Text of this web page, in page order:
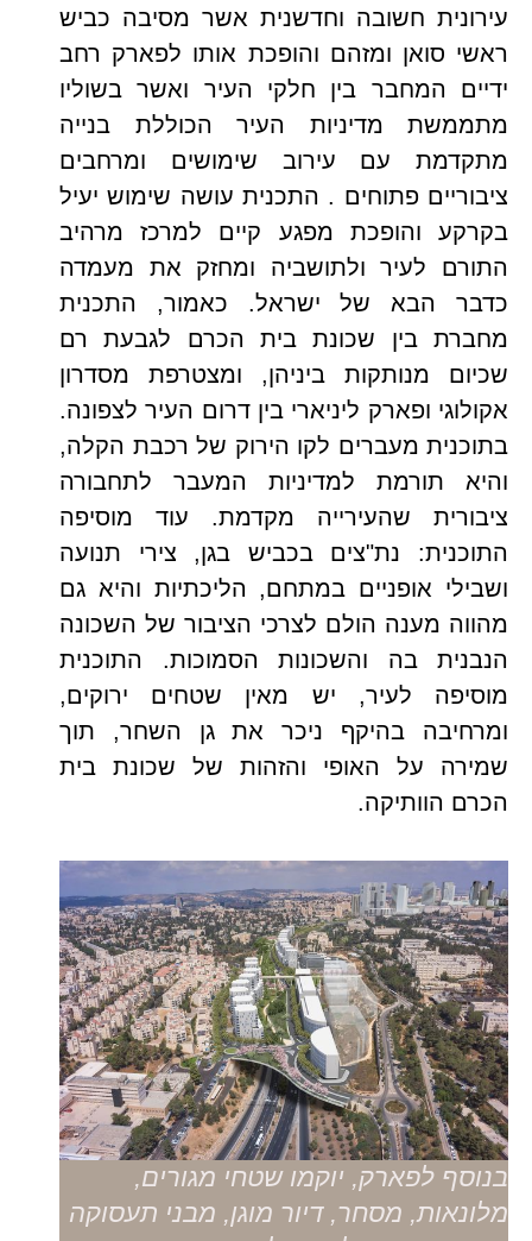
עירונית חשובה וחדשנית אשר מסיבה כביש
ראשי סואן ומזהם והופכת אותו לפארק רחב
ידיים המחבר בין חלקי העיר ואשר בשוליו
מתממשת מדיניות העיר הכוללת בנייה
מתקדמת עם עירוב שימושים ומרחבים
ציבוריים פתוחים . התכנית עושה שימוש יעיל
בקרקע והופכת מפגע קיים למרכז מרהיב
התורם לעיר ולתושביה ומחזק את מעמדה
כדבר הבא של ישראל. כאמור, התכנית
מחברת בין שכונת בית הכרם לגבעת רם
שכיום מנותקות ביניהן, ומצטרפת מסדרון
אקולוגי ופארק ליניארי בין דרום העיר לצפונה.
בתוכנית מעברים לקו הירוק של רכבת הקלה,
והיא תורמת למדיניות המעבר לתחבורה
ציבורית שהעירייה מקדמת. עוד מוסיפה
התוכנית: נת"צים בכביש בגן, צירי תנועה
ושבילי אופניים במתחם, הליכתיות והיא גם
מהווה מענה הולם לצרכי הציבור של השכונה
הנבנית בה והשכונות הסמוכות. התוכנית
מוסיפה לעיר, יש מאין שטחים ירוקים,
ומרחיבה בהיקף ניכר את גן השחר, תוך
שמירה על האופי והזהות של שכונת בית
הכרם הוותיקה.
בנוסף לפארק, יוקמו שטחי מגורים,
מלונאות, מסחר, דיור מוגן, מבני תעסוקה